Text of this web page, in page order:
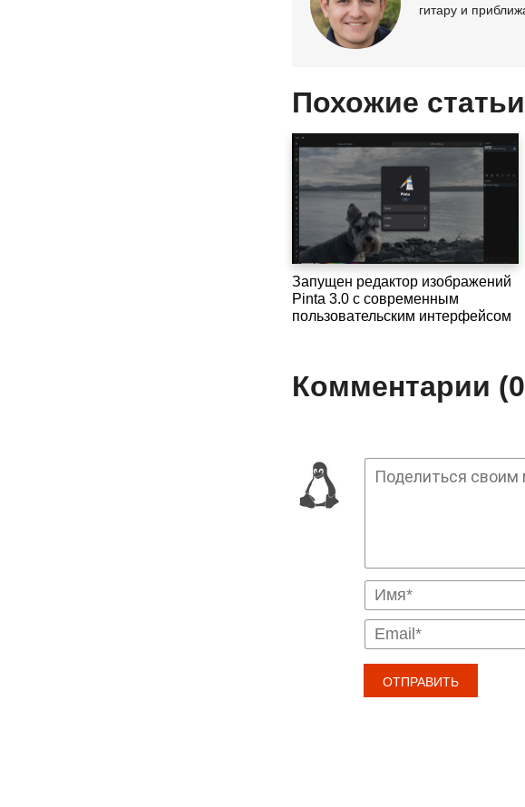
гитару и
Похожие статьи
Запущен редактор изображений
Pinta 3.0 с современным
пользовательским интерфейсом
Комментарии